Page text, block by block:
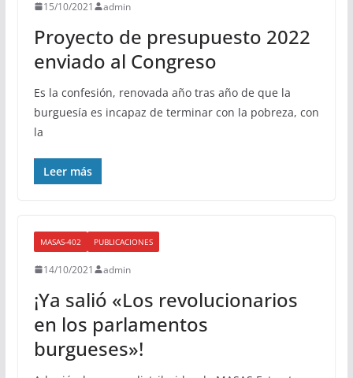
15/10/2021 admin
Proyecto de presupuesto 2022
enviado al Congreso
Es la confesión, renovada año tras año de que la
burguesía es incapaz de terminar con la pobreza, con
la
Leer más
MASAS-402 PUBLICACIONES
14/10/2021 admin
¡Ya salió «Los revolucionarios
en los parlamentos
burgueses»!